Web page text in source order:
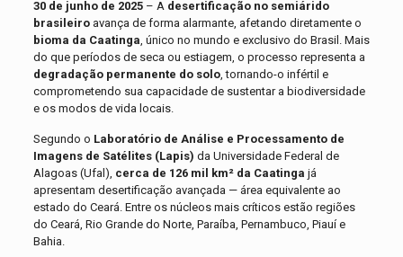
30 de junho de 2025– A desertificação no semiárido
brasileiroavança de forma alarmante, afetando diretamente o
bioma da Caatinga , único no mundo e exclusivo do Brasil. Mais
do que períodos de seca ou estiagem, o processo representa a
degradação permanente do solo, tornando-o infértil e
comprometendo sua capacidade de sustentar a biodiversidade
e os modos de vida locais.
Segundo o Laboratório de Análise e Processamento de
Imagens de Satélites (Lapis) da Universidade Federal de
Alagoas (Ufal), cerca de 126 mil km² da Caatinga já
apresentam desertificação avançada — área equivalente ao
estado do Ceará. Entre os núcleos mais críticos estão regiões
do Ceará, Rio Grande do Norte, Paraíba, Pernambuco, Piauí e
Bahia.